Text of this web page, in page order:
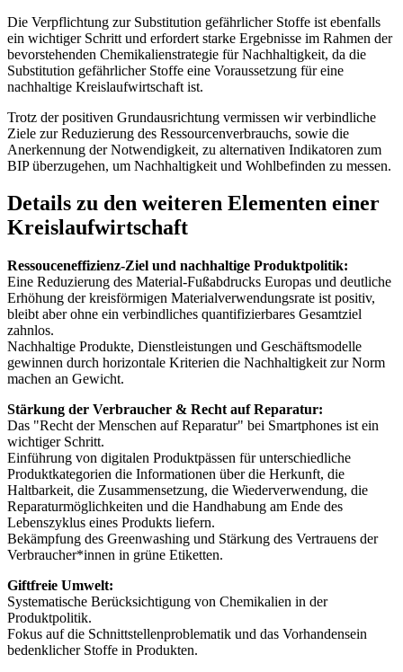
Die Verpflichtung zur Substitution gefährlicher Stoffe ist ebenfalls
ein wichtiger Schritt und erfordert starke Ergebnisse im Rahmen der
bevorstehenden Chemikalienstrategie für Nachhaltigkeit, da die
Substitution gefährlicher Stoffe eine Voraussetzung für eine
nachhaltige Kreislaufwirtschaft ist.
Trotz der positiven Grundausrichtung vermissen wir verbindliche
Ziele zur Reduzierung des Ressourcenverbrauchs, sowie die
Anerkennung der Notwendigkeit, zu alternativen Indikatoren zum
BIP überzugehen, um Nachhaltigkeit und Wohlbefinden zu messen.
Details zu den weiteren Elementen einer
Kreislaufwirtschaft
Ressouceneffizienz-Ziel und nachhaltige Produktpolitik:
Eine Reduzierung des Material-Fußabdrucks Europas und deutliche
Erhöhung der kreisförmigen Materialverwendungsrate ist positiv,
bleibt aber ohne ein verbindliches quantifizierbares Gesamtziel
zahnlos.
Nachhaltige Produkte, Dienstleistungen und Geschäftsmodelle
gewinnen durch horizontale Kriterien die Nachhaltigkeit zur Norm
machen an Gewicht.
Stärkung der Verbraucher & Recht auf Reparatur:
Das "Recht der Menschen auf Reparatur" bei Smartphones ist ein
wichtiger Schritt.
Einführung von digitalen Produktpässen für unterschiedliche
Produktkategorien die Informationen über die Herkunft, die
Haltbarkeit, die Zusammensetzung, die Wiederverwendung, die
Reparaturmöglichkeiten und die Handhabung am Ende des
Lebenszyklus eines Produkts liefern.
Bekämpfung des Greenwashing und Stärkung des Vertrauens der
Verbraucher*innen in grüne Etiketten.
Giftfreie Umwelt:
Systematische Berücksichtigung von Chemikalien in der
Produktpolitik.
Fokus auf die Schnittstellenproblematik und das Vorhandensein
bedenklicher Stoffe in Produkten.